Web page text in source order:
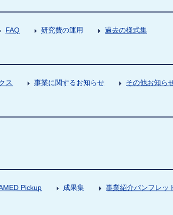
FAQ 研究費の運用 過去の様式集
ス 事業に関するお知らせ その他お知ら
Pickup 成果集 事業紹介パンフレッ